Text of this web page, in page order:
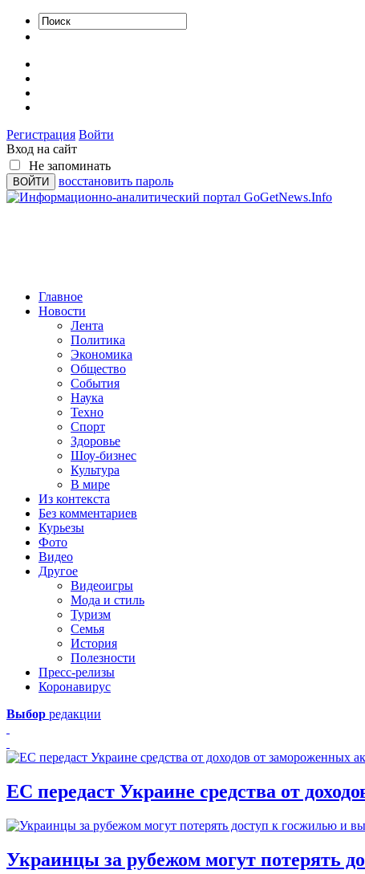
Регистрация Войти
Вход на сайт
Не запоминать
восстановить пароль
Главное
Новости
Лента
Политика
Экономика
Общество
События
Наука
Техно
Спорт
Здоровье
Шоу-бизнес
Культура
В мире
Из контекста
Без комментариев
Курьезы
Фото
Видео
Другое
Видеоигры
Мода и стиль
Туризм
Семья
История
Полезности
Пресс-релизы
Коронавирус
Выбор редакции
ЕС передаст Украине средства от
Украинцы за рубежом могут потерять